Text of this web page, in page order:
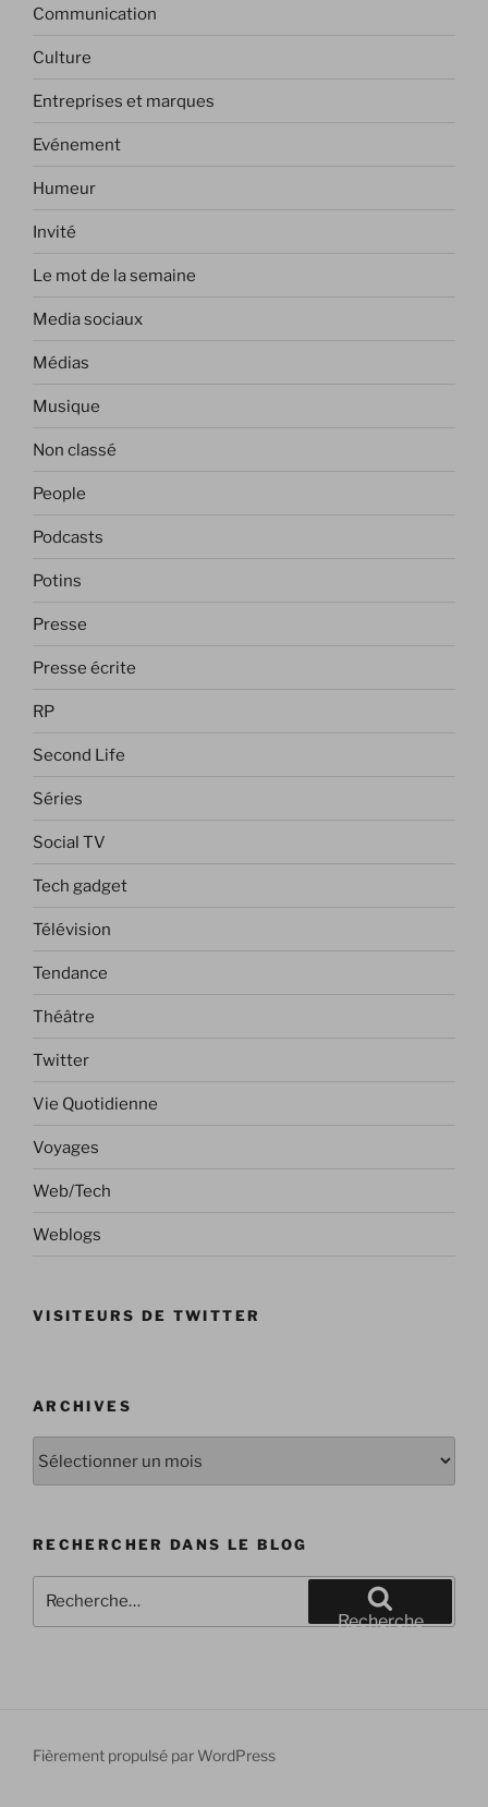
Communication
Culture
Entreprises et marques
Evénement
Humeur
Invité
Le mot de la semaine
Media sociaux
Médias
Musique
Non classé
People
Podcasts
Potins
Presse
Presse écrite
RP
Second Life
Séries
Social TV
Tech gadget
Télévision
Tendance
Théâtre
Twitter
Vie Quotidienne
Voyages
Web/Tech
Weblogs
VISITEURS DE TWITTER
ARCHIVES
RECHERCHER DANS LE BLOG
Recherche
Fièrement propulsé par WordPress